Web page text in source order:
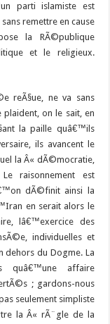
parti islamiste est
remettre en cause
la RÃ©publique
et le religieux.
reÃ§ue, ne va sans
on le sait, en
la paille quâ€™ils
ils avancent le
la Â« dÃ©mocratie,
raisonnement est
dÃ©finit ainsi la
en serait alors le
lâ€™exercice des
individuelles et
dehors du Dogme. La
quâ€™une affaire
; gardons-nous
seulement simpliste
la Â« rÃ¨gle de la